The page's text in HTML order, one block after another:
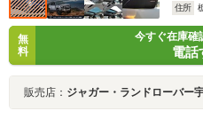
住所
無
料
今すぐ在庫確
電話
販売店： ジャガー・ランドローバー